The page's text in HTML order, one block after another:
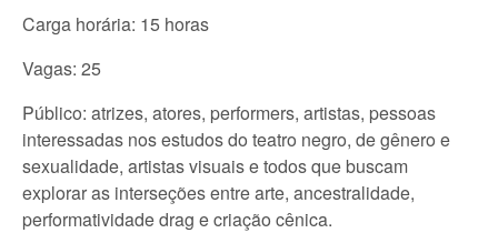
Carga horária: 15 horas
Vagas: 25
Público: atrizes, atores, performers, artistas, pessoas
interessadas nos estudos do teatro negro, de gênero e
sexualidade, artistas visuais e todos que buscam
explorar as interseções entre arte, ancestralidade,
performatividade drag e criação cênica.